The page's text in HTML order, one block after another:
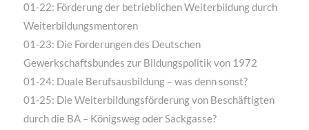
01-22: Förderung der betrieblichen Weiterbildung durch
Weiterbildungsmentoren
01-23: Die Forderungen des Deutschen
Gewerkschaftsbundes zur Bildungspolitik von 1972
01-24: Duale Berufsausbildung – was denn sonst?
01-25: Die Weiterbildungsförderung von Beschäftigten
durch die BA – Königsweg oder Sackgasse?